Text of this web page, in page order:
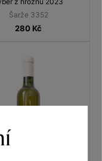
Šarže 3352
280 Kč